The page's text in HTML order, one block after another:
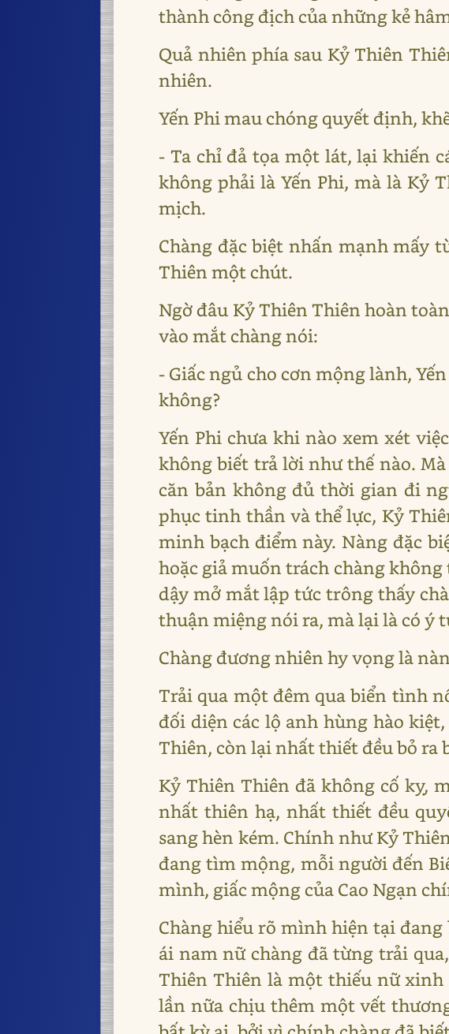
thành công địch của những kẻ
Quả nhiên phía sau Kỷ Thiên
nhiên.
Yến Phi mau chóng quyết định,
- Ta chỉ đả tọa một lát, lại khiến
không phải là Yến Phi, mà là Kỷ
mịch.
Chàng đặc biệt nhấn mạnh mấy
Thiên một chút.
Ngờ đâu Kỷ Thiên Thiên hoàn
vào mắt chàng nói:
- Giấc ngủ cho cơn mộng lành,
không?
Yến Phi chưa khi nào xem xét
không biết trả lời như thế nào.
căn bản không đủ thời gian đi
phục tinh thần và thể lực, Kỷ
minh bạch điểm này. Nàng đặc
hoặc giả muốn trách chàng
dậy mở mắt lập tức trông thấy
thuận miệng nói ra, mà lại là có ý
Chàng đương nhiên hy vọng là
Trải qua một đêm qua biển tình
đối diện các lộ anh hùng hào
Thiên, còn lại nhất thiết đều bỏ ra
Kỷ Thiên Thiên đã không cố kỵ,
nhất thiên hạ, nhất thiết đều
sang hèn kém. Chính như Kỷ
đang tìm mộng, mỗi người đến
mình, giấc mộng của Cao Ngạn
Chàng hiểu rõ mình hiện tại
ái nam nữ chàng đã từng trải
Thiên Thiên là một thiếu nữ xinh
lần nữa chịu thêm một vết